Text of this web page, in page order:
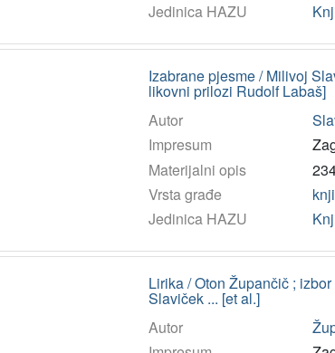
Jedinica HAZU
Izabrane pjesme / Milivoj
likovni prilozi Rudolf Labaš]
Autor
Impresum
Materijalni opis
Vrsta građe
Jedinica HAZU
Lirika / Oton Župančič ;
Slaviček ... [et al.]
Autor